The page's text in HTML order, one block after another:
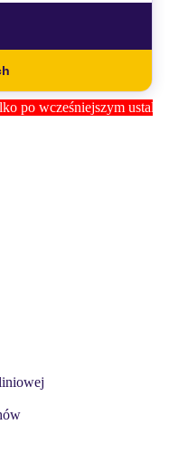
wcześniejszym ustaleniu